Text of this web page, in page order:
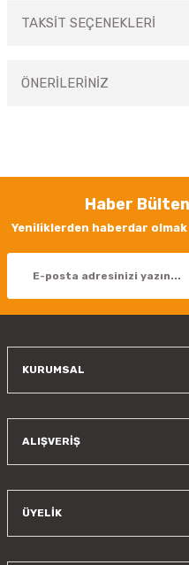
TAKSİT SEÇENEKLERİ
ÖNERİLERİNİZ
Görüş ve önerileriniz için
Ürün resmi kalitesiz, bozuk
Ürün bilgilerinde hatalar
Haber
Yeniliklerden haberdar
KURUMSAL
ALIŞVERİŞ
ÜYELİK